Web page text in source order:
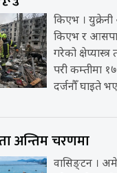
किएभ ।
किएभ र
गरेको
परी कम्तीमा
दर्जनौँ घाइते
अन्तिम चरणमा
वासिङ्टन ।